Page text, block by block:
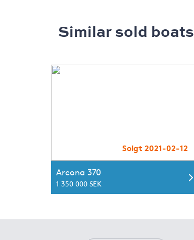
Similar sold boats
Solgt 2021-02-12
Arcona 370
1 350 000 SEK